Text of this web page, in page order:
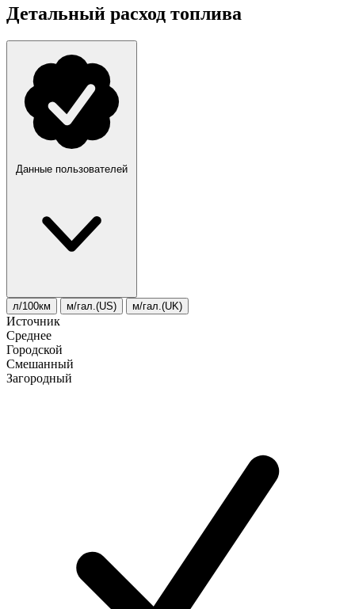
Детальный расход топлива
Данные пользователей
л/100км м/гал.(US) м/гал.(UK)
Источник
Среднее
Городской
Смешанный
Загородный